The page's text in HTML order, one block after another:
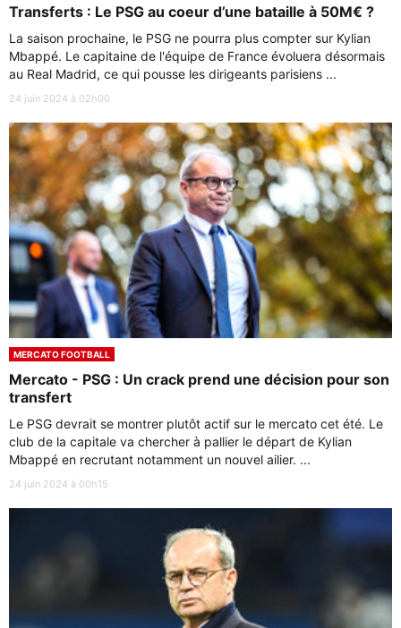
Transferts : Le PSG au coeur d’une bataille à 50M€ ?
La saison prochaine, le PSG ne pourra plus compter sur Kylian
Mbappé. Le capitaine de l'équipe de France évoluera désormais
au Real Madrid, ce qui pousse les dirigeants parisiens ...
24 juin 2024 à 02h00
MERCATO FOOTBALL
Mercato - PSG : Un crack prend une décision pour son
transfert
Le PSG devrait se montrer plutôt actif sur le mercato cet été. Le
club de la capitale va chercher à pallier le départ de Kylian
Mbappé en recrutant notamment un nouvel ailier. ...
24 juin 2024 à 00h15